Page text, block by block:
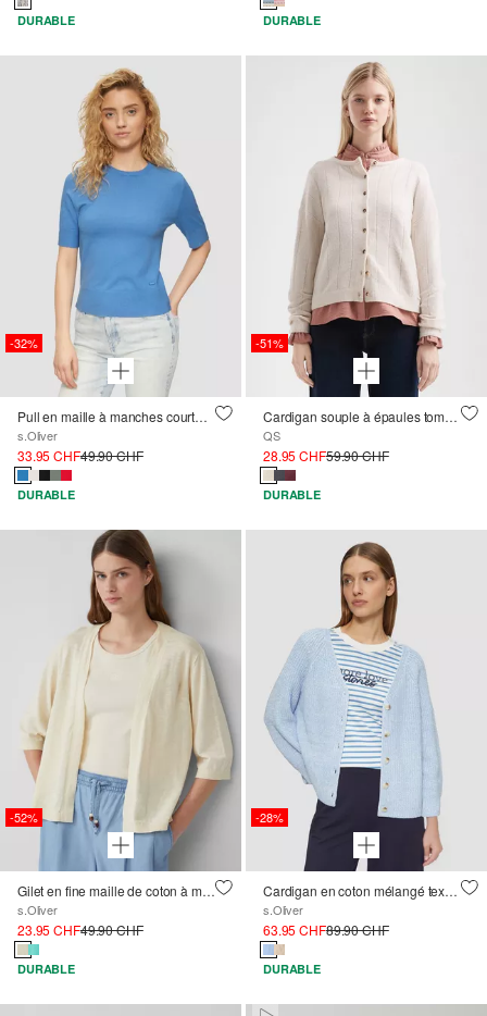
DURABLE DURABLE
-32%
Pull en maille à manches courtes en viscose mélangée
s.Oliver
33.95 CHF49.90 CHF
DURABLE
-51%
Cardigan souple à épaules tombantes
QS
28.95 CHF59.90 CHF
DURABLE
-52%
Gilet en fine maille de coton à manches ¾
s.Oliver
23.95 CHF49.90 CHF
DURABLE
-28%
Cardigan en coton mélangé texturé à la coupe décontractée
s.Oliver
63.95 CHF89.90 CHF
DURABLE